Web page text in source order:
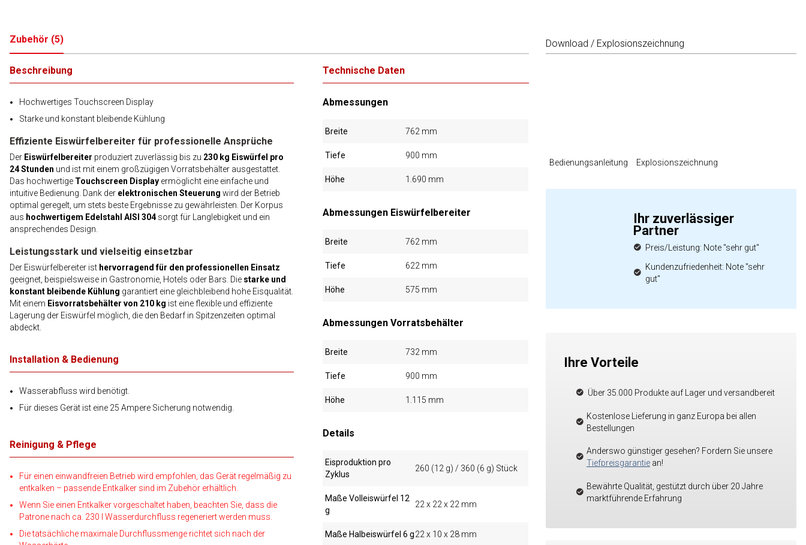
Zubehör (5)
Beschreibung
Hochwertiges Touchscreen Display
Starke und konstant bleibende Kühlung
Effiziente Eiswürfelbereiter für professionelle Ansprüche
Der Eiswürfelbereiter produziert zuverlässig bis zu 230 kg Eiswürfel pro
24 Stunden und ist mit einem großzügigen Vorratsbehälter ausgestattet.
Das hochwertige Touchscreen Display ermöglicht eine einfache und
intuitive Bedienung. Dank der elektronischen Steuerung wird der Betrieb
optimal geregelt, um stets beste Ergebnisse zu gewährleisten. Der Korpus
aus hochwertigem Edelstahl AISI 304sorgt für Langlebigkeit und ein
ansprechendes Design.
Leistungsstark und vielseitig einsetzbar
Der Eiswürfelbereiter ist hervorragend für den professionellen Einsatz
geeignet, beispielsweise in Gastronomie, Hotels oder Bars. Die starke und
konstant bleibende Kühlung garantiert eine gleichbleibend hohe Eisqualität.
Mit einem Eisvorratsbehälter von 210 kg ist eine flexible und effiziente
Lagerung der Eiswürfel möglich, die den Bedarf in Spitzenzeiten optimal
abdeckt.
Installation & Bedienung
Wasserabfluss wird benötigt.
Für dieses Gerät ist eine 25 Ampere Sicherung notwendig.
Reinigung & Pflege
Für einen einwandfreien Betrieb wird empfohlen, das Gerät regelmäßig zu
entkalken – passende Entkalker sind im Zubehör erhältlich.
Wenn Sie einen Entkalker vorgeschaltet haben, beachten Sie, dass die
Patrone nach ca. 230 l Wasserdurchfluss regeneriert werden muss.
Die tatsächliche maximale Durchflussmenge richtet sich nach der
Technische Daten
Abmessungen
Breite 762 mm
Tiefe 900 mm
Höhe 1.690 mm
Abmessungen Eiswürfelbereiter
Breite 762 mm
Tiefe 622 mm
Höhe 575 mm
Abmessungen Vorratsbehälter
Breite 732 mm
Tiefe 900 mm
Höhe 1.115 mm
Details
Eisproduktion pro
Zyklus
260 (12 g) / 360 (6 g) Stück
Maße Volleiswürfel 12
g
22 x 22 x 22 mm
Maße Halbeiswürfel 6 g22 x 10 x 28 mm
Download / Explosionszeichnung
Bedienungsanleitung Explosionszeichnung
Ihr zuverlässiger
Partner
Preis/Leistung: Note "sehr gut"
Kundenzufriedenheit: Note "sehr
gut"
Ihre Vorteile
Über 35.000 Produkte auf Lager und versandbereit
Kostenlose Lieferung in ganz Europa bei allen
Bestellungen
Anderswo günstiger gesehen? Fordern Sie unsere
Tiefpreisgarantiean!
Bewährte Qualität, gestützt durch über 20 Jahre
marktführende Erfahrung